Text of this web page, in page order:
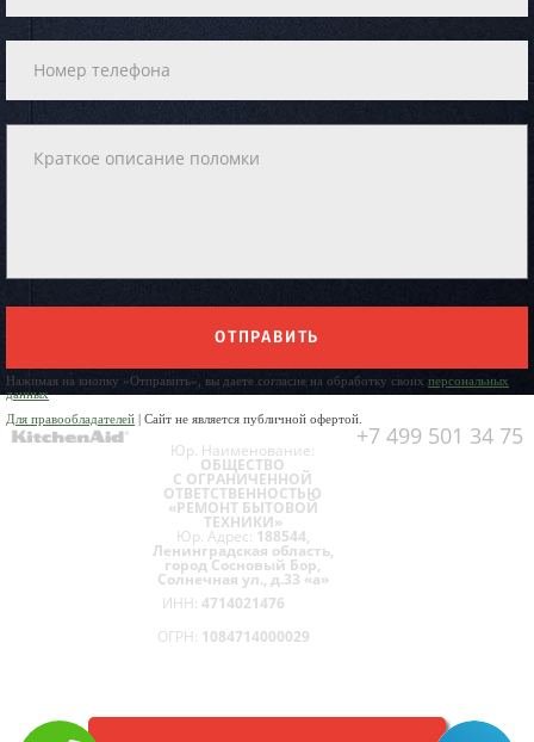
ОТПРАВИТЬ
Нажимая на кнопку «Отправить», вы даете согласие на обработку своих персональных
данных
Для правообладателей | Сайт не является публичной офертой.
+7 499 501 34 75
Юр. Наименование:
ОБЩЕСТВО
С ОГРАНИЧЕННОЙ
ОТВЕТСТВЕННОСТЬЮ
«РЕМОНТ БЫТОВОЙ
ТЕХНИКИ»
Юр. Адрес: 188544,
Ленинградская область,
город Сосновый Бор,
Солнечная ул., д.33 «а»
ИНН: 4714021476
ОГРН: 1084714000029